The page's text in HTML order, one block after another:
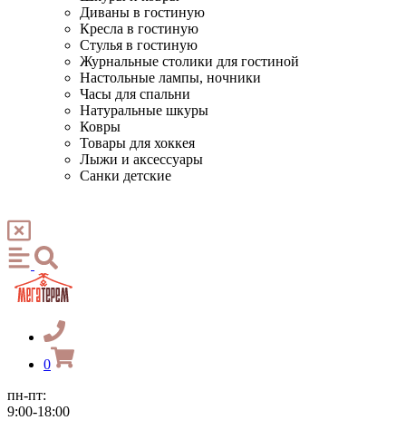
Диваны в гостиную
Кресла в гостиную
Стулья в гостиную
Журнальные столики для гостиной
Настольные лампы, ночники
Часы для спальни
Натуральные шкуры
Ковры
Товары для хоккея
Лыжи и аксессуары
Санки детские
0
пн-пт:
9:00-18:00